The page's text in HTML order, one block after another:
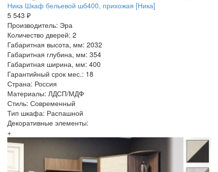
Ника Шкаф бельевой шб400, прихожая [Ника]
5 543 ₽
Производитель: Эра
Количество дверей: 2
Габаритная высота, мм: 2032
Габаритная глубина, мм: 354
Габаритная ширина, мм: 400
Гарантийный срок мес.: 18
Страна: Россия
Материалы: ЛДСП/МДФ
Стиль: Современный
Тип шкафа: Распашной
Декоративные элементы:
+